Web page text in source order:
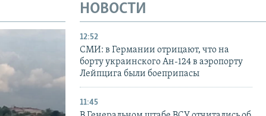
НОВОСТИ
12:52
СМИ: в Германии отрицают, что на
борту украинского Ан-124 в аэропорту
Лейпцига были боеприпасы
11:45